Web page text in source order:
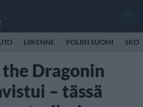
LIIKENNE POLIISI SUOMI
Dragonin
– tässä